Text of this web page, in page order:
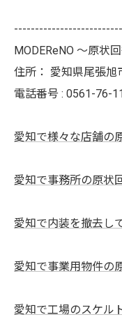
MODEReNO ～原状
住所： 愛知県尾張旭
電話番号 : 0561-76-
愛知で様々な店舗の
愛知で事務所の原状
愛知で内装を撤去し
愛知で事業用物件の
愛知で工場のスケル